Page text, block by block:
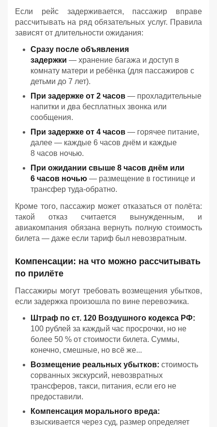
Если рейс задерживается, пассажир вправе
рассчитывать на ряд обязательных услуг. Правила
зависят от длительности ожидания:
Сразу после объявления
задержки — хранение багажа и доступ в
комнату матери и ребёнка (для пассажиров с
детьми до 7 лет).
При задержке от 2 часов — прохладительные
напитки и два бесплатных звонка или
сообщения.
При задержке от 4 часов — горячее питание,
далее — каждые 6 часов днём и каждые
8 часов ночью.
При ожидании свыше 8 часов днём или
6 часов ночью — размещение в гостинице и
трансфер туда‑обратно.
Кроме того, пассажир может отказаться от полёта:
такой отказ считается вынужденным, и
авиакомпания обязана вернуть полную стоимость
билета — даже если тариф был невозвратным.
Компенсации: на что можно рассчитывать
по прилёте
Пассажиры могут требовать возмещения убытков,
если задержка произошла по вине перевозчика.
Штраф по ст. 120 Воздушного кодекса РФ:
100 рублей за каждый час просрочки, но не
более 50 % от стоимости билета. Суммы,
конечно, смешные, но всё же...
Возмещение реальных убытков: стоимость
сорванных экскурсий, невозвратных
трансферов, такси, питания, если его не
предоставили.
Компенсация морального вреда:
взыскивается через суд, размер определяет